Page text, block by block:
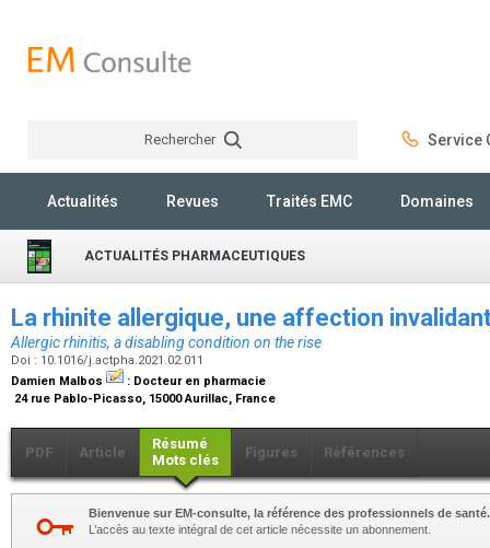
Rechercher Service
Actualités Revues Traités EMC Domaines
ACTUALITÉS PHARMACEUTIQUES
La rhinite allergique, une affection
Allergic rhinitis, a disabling condition on the rise
Doi : 10.1016/j.actpha.2021.02.011
Damien Malbos
: Docteur en pharmacie
24 rue Pablo-Picasso, 15000 Aurillac, France
PDF Article
Résumé
Mots clés
Figures Références
Bienvenue sur EM-consulte, la référence des professionnels de santé.
L’accès au texte intégral de cet article nécessite un abonnement.